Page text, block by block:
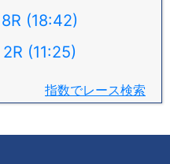
(18:42)
(11:25)
指数でレース検索